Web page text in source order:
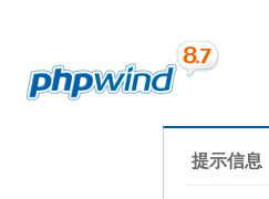
提示信息